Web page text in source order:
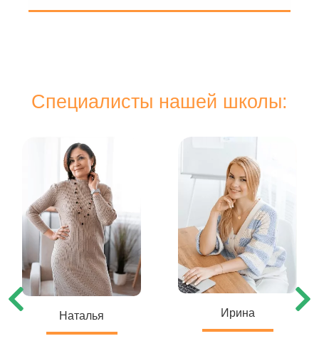
Специалисты нашей школы:
Наталья Ирина